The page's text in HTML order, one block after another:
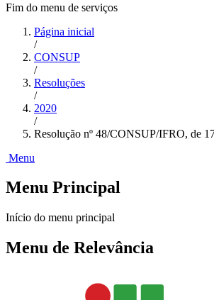
Fim do menu de serviços
Página inicial
/
CONSUP
/
Resoluções
/
2020
/
Resolução nº 48/CONSUP/IFRO, de
Menu
Menu Principal
Início do menu principal
Menu de Relevância